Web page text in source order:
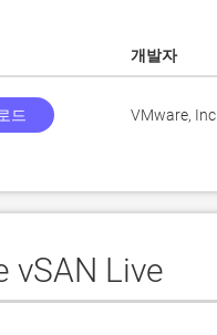
개발자
드 VMware, Inc.
vSAN Live